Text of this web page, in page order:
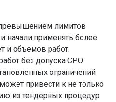
превышением лимитов
начали применять более
и объемов работ.
без допуска СРО
ограничений
привести к не только
из тендерных процедур